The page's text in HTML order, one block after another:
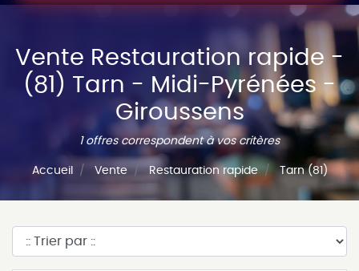
Vente Restauration rapide -
(81) Tarn - Midi-Pyrénées -
Giroussens
1 offres correspondent à vos critères
Accueil Vente Restauration rapide Tarn (81)